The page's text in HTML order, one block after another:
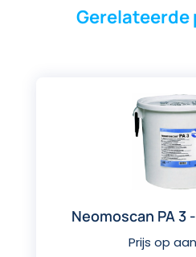
Neomoscan PA 3
Prijs op